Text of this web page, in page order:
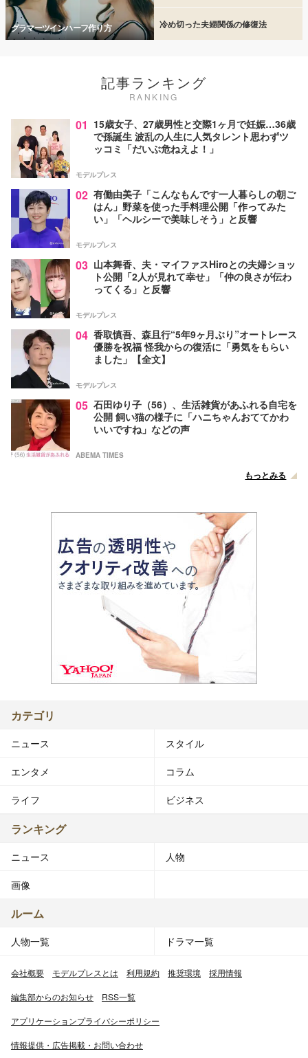
グラマーツインハーフ作り方 冷め切った夫婦関係の修復法
記事ランキング
RANKING
01 15歳女子、27歳男性と交際1ヶ月で妊娠…36歳
で孫誕生 波乱の人生に人気タレント思わずツ
ッコミ「だいぶ危ねえよ！」
モデルプレス
02 有働由美子「こんなもんです一人暮らしの朝ご
はん」野菜を使った手料理公開「作ってみた
い」「ヘルシーで美味しそう」と反響
モデルプレス
03 山本舞香、夫・マイファスHiroとの夫婦ショッ
ト公開「2人が見れて幸せ」「仲の良さが伝わ
ってくる」と反響
モデルプレス
04 香取慎吾、森且行“5年9ヶ月ぶり”オートレース
優勝を祝福 怪我からの復活に「勇気をもらい
ました」【全文】
モデルプレス
05 石田ゆり子（56）、生活雑貨があふれる自宅を
公開 飼い猫の様子に「ハニちゃんおててかわ
いいですね」などの声
ABEMA TIMES
もっとみる
カテゴリ
ニュース スタイル
エンタメ コラム
ライフ ビジネス
ランキング
ニュース 人物
画像
ルーム
人物一覧 ドラマ一覧
会社概要 モデルプレスとは 利用規約 推奨環境 採用情報
編集部からのお知らせ RSS一覧
アプリケーションプライバシーポリシー
情報提供・広告掲載・お問い合わせ